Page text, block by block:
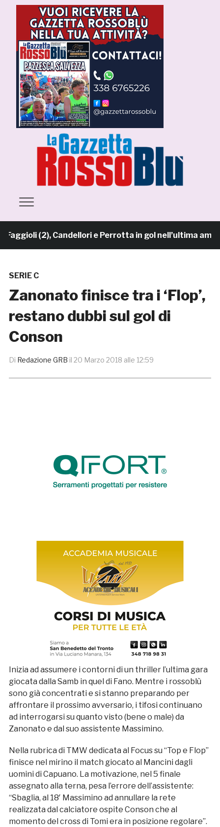
(2), Candellori e Perrotta in gol nell’ultima
SERIE C
Zanonato finisce tra i ‘Flop’,
restano dubbi sul gol di
Conson
Di Redazione GRB il 20 Marzo 2018 alle 12:59
Inizia ad assumere i contorni di un thriller l’ultima gara
giocata dalla Samb in quel di Fano. Mentre i rossoblù
sono già concentrati e si stanno preparando per
affrontare il prossimo avversario, i tifosi continuano
ad interrogarsi su quanto visto (bene o male) da
Zanonato e dal suo assistente Massimino.
Nella rubrica di TMW dedicata al Focus su “Top e Flop”
finisce nel mirino il match giocato al Mancini dagli
uomini di Capuano. La motivazione, nel 5 finale
assegnato alla terna, pesa l’errore dell’assistente:
“Sbaglia, al 18′ Massimino ad annullare la rete
realizzata dal calciatore ospite Conson che al
momento del cross di Tomi era in posizione regolare”.